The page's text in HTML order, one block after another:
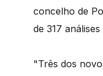
concelho de
de 317
"Três dos